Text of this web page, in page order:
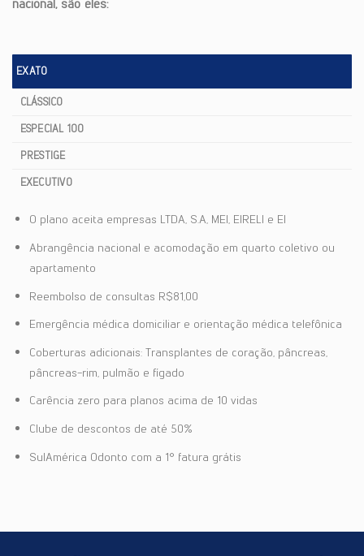
nacional, são eles:
EXATO
CLÁSSICO
ESPECIAL 100
PRESTIGE
EXECUTIVO
O plano aceita empresas LTDA, S.A, MEI, EIRELI e EI
Abrangência nacional e acomodação em quarto coletivo ou
apartamento
Reembolso de consultas R$81,00
Emergência médica domiciliar e orientação médica telefônica
Coberturas adicionais: Transplantes de coração, pâncreas,
pâncreas-rim, pulmão e fígado
Carência zero para planos acima de 10 vidas
Clube de descontos de até 50%
SulAmérica Odonto com a 1° fatura grátis